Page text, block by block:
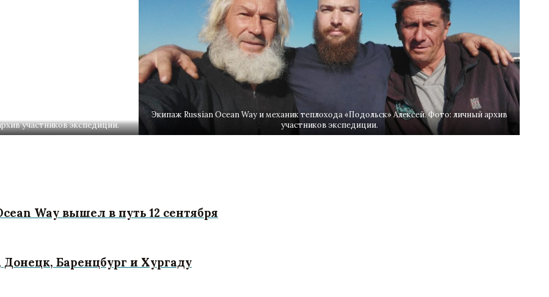
участников экспедиции.
Экипаж Russian Ocean Way и механик теплохода «Подольск» Алексей. Фото: личный архив
участников экспедиции.
Way вышел в путь 12 сентября
Баренцбург и Хургаду